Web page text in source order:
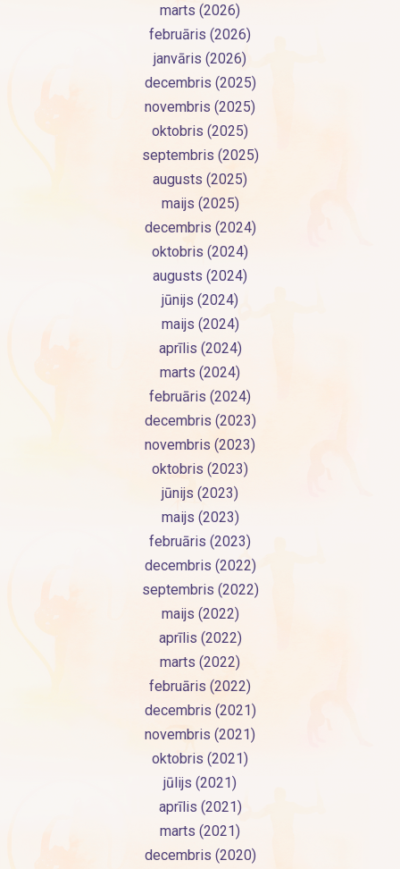
marts (2026)
februāris (2026)
janvāris (2026)
decembris (2025)
novembris (2025)
oktobris (2025)
septembris (2025)
augusts (2025)
maijs (2025)
decembris (2024)
oktobris (2024)
augusts (2024)
jūnijs (2024)
maijs (2024)
aprīlis (2024)
marts (2024)
februāris (2024)
decembris (2023)
novembris (2023)
oktobris (2023)
jūnijs (2023)
maijs (2023)
februāris (2023)
decembris (2022)
septembris (2022)
maijs (2022)
aprīlis (2022)
marts (2022)
februāris (2022)
decembris (2021)
novembris (2021)
oktobris (2021)
jūlijs (2021)
aprīlis (2021)
marts (2021)
decembris (2020)